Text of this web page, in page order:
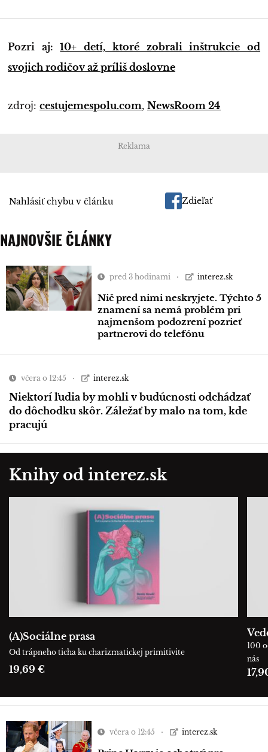
Pozri aj:10+ detí, ktoré zobrali inštrukcie od
svojich rodičov až príliš doslovne
zdroj: cestujemespolu.com, NewsRoom 24
Reklama
Nahlásiť chybu v článku Zdieľať
NAJNOVŠIE ČLÁNKY
pred 3 hodinami interez.sk
Nič pred nimi neskryjete. Týchto 5
znamení sa nemá problém pri
najmenšom podozrení pozrieť
partnerovi do telefónu
včera o 12:45 interez.sk
Niektorí ľudia by mohli v budúcnosti odchádzať
do dôchodku skôr. Záležať by malo na tom, kde
pracujú
Knihy od interez.sk
(A)Sociálne prasa
Od trápneho ticha ku charizmatickej primitivite
19,69 €
100
nás
včera o 12:45 interez.sk